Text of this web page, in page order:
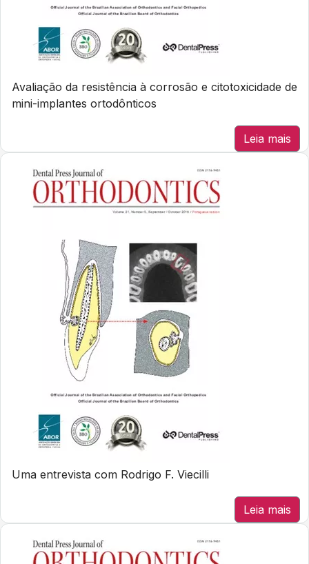
Avaliação da resistência à corrosão e citotoxicidade de
mini-implantes ortodônticos
Leia mais
Uma entrevista com Rodrigo F. Viecilli
Leia mais